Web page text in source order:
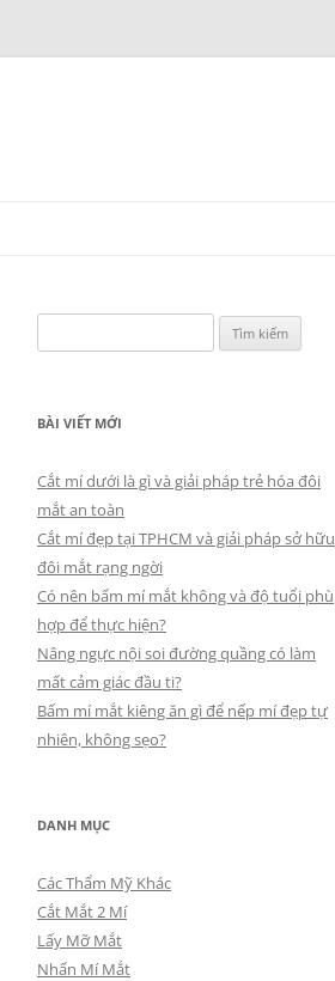
kiếm
BÀI VIẾT MỚI
Cắt mí dưới là gì và giải pháp trẻ hóa đôi
mắt an toàn
Cắt mí đẹp tại TPHCM và giải pháp sở hữu
đôi mắt rạng ngời
Có nên bấm mí mắt không và độ tuổi phù
hợp để thực hiện?
Nâng ngực nội soi đường quầng có làm
mất cảm giác đầu ti?
Bấm mí mắt kiêng ăn gì để nếp mí đẹp tự
nhiên, không sẹo?
DANH MỤC
Các Thẩm Mỹ Khác
Cắt Mắt 2 Mí
Lấy Mỡ Mắt
Nhấn Mí Mắt